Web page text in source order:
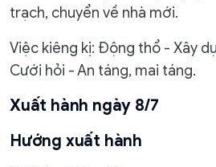
trạch, chuyển về nhà mới.
Việc kiêng kị: Động thổ - Xây
Cưới hỏi - An táng, mai táng.
Xuất hành ngày 8/7
Hướng xuất hành